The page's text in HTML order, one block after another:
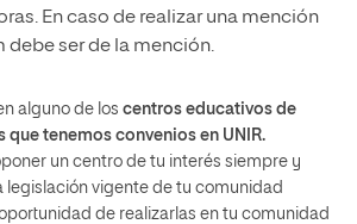
En caso de realizar una mención
debe ser de la mención.
alguno de los centros educativos de
que tenemos convenios en UNIR.
un centro de tu interés siempre y
legislación vigente de tu comunidad
de realizarlas en tu comunidad